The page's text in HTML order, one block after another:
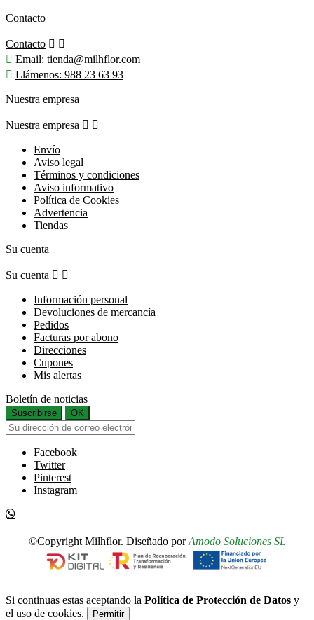
Contacto
Contacto  
 Email: tienda@milhflor.com
 Llámenos: 988 23 63 93
Nuestra empresa
Nuestra empresa  
Envío
Aviso legal
Términos y condiciones
Aviso informativo
Política de Cookies
Advertencia
Tiendas
Su cuenta
Su cuenta  
Información personal
Devoluciones de mercancía
Pedidos
Facturas por abono
Direcciones
Cupones
Mis alertas
Boletín de noticias
Suscribirse OK
Facebook
Twitter
Pinterest
Instagram
©Copyright Milhflor. Diseñado porAmodo Soluciones SL
Si continuas estas aceptando la Política de Protección de Datos y
el uso de cookies.
Permitir